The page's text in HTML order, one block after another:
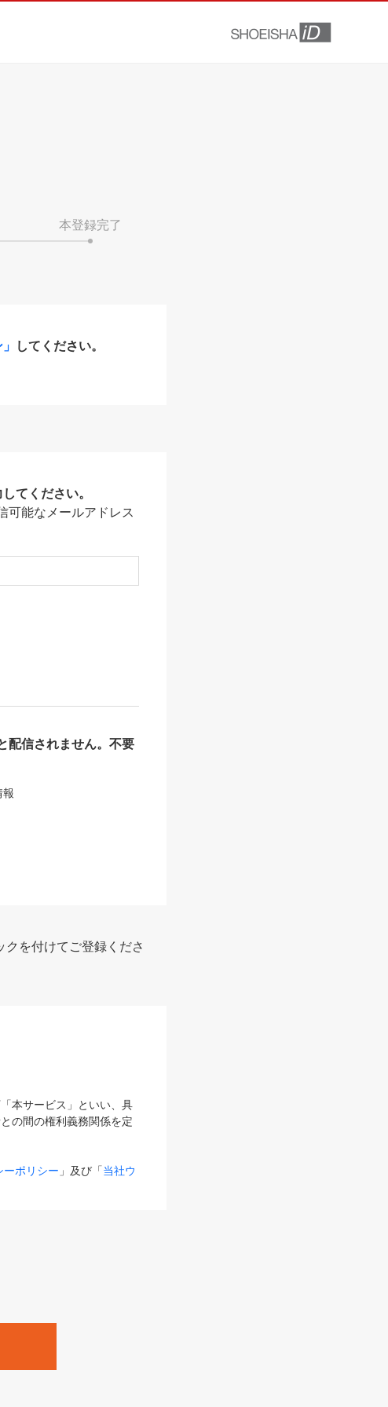
本登録完了
してください。
てください。
可能なメールアドレス
配信されません。不要
を付けてご登録くださ
本サービス」といい、具
の間の権利義務関係を定
ーポリシー 」及び「当社ウ
、変更後のサービスを含
ます。
Biz/Zine」「HRzine」